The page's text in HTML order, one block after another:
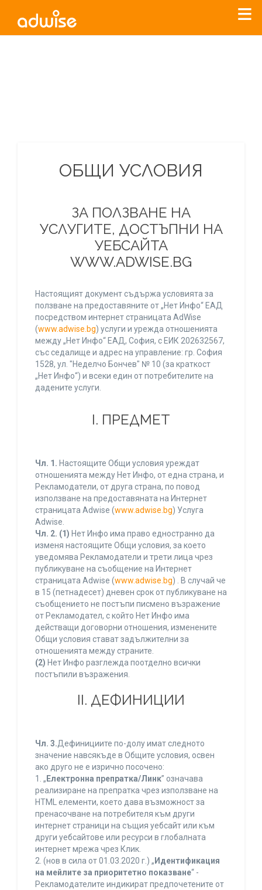
ОБЩИ УСЛОВИЯ
ЗА ПОЛЗВАНЕ НА
УСЛУГИТЕ, ДОСТЪПНИ НА
УЕБСАЙТА
WWW.ADWISE.BG
Настоящият документ съдържа условията за
ползване на предоставяните от „Нет Инфо“ ЕАД
посредством интернет страницата AdWise
(www.adwise.bg) услуги и урежда отношенията
между „Нет Инфо“ ЕАД, София, с ЕИК 202632567,
със седалище и адрес на управление: гр. София
1528, ул. "Неделчо Бончев" № 10 (за краткост
„Нет Инфо“) и всеки един от потребителите на
дадените услуги.
І. ПРЕДМЕТ
Чл. 1. Настоящите Общи условия уреждат
отношенията между Нет Инфо, от една страна, и
Рекламодатели, от друга страна, по повод
използване на предоставяната на Интернет
страницата Adwise (www.adwise.bg) Услуга
Adwise.
Чл. 2. (1) Нет Инфо има право едностранно да
изменя настоящите Общи условия, за което
уведомява Рекламодатели и трети лица чрез
публикуване на съобщение на Интернет
страницата Adwise (www.adwise.bg) . В случай че
в 15 (петнадесет) дневен срок от публикуване на
съобщението не постъпи писмено възражение
от Рекламодател, с който Нет Инфо има
действащи договорни отношения, изменените
Общи условия стават задължителни за
отношенията между страните.
(2) Нет Инфо разглежда поотделно всички
постъпили възражения.
ІІ. ДЕФИНИЦИИ
Чл. 3.Дефинициите по-долу имат следното
значение навсякъде в Общите условия, освен
ако друго не е изрично посочено:
1. „ Електронна препратка/Линк” означава
реализиране на препратка чрез използване на
HTML елементи, което дава възможност за
пренасочване на потребителя към други
интернет страници на същия уебсайт или към
други уебсайтове или ресурси в глобалната
интернет мрежа чрез Клик.
2. (нов в сила от 01.03.2020 г.) „ Идентификация
на мейлите за приоритетно показване“ -
Рекламодателите индикират предпочетените от